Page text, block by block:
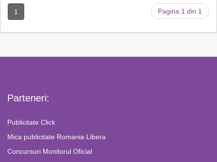
1 Pagina 1 din 1
Parteneri:
Publicitate Click
Mica publicitate Romania Libera
Concursuri Monitorul Oficial